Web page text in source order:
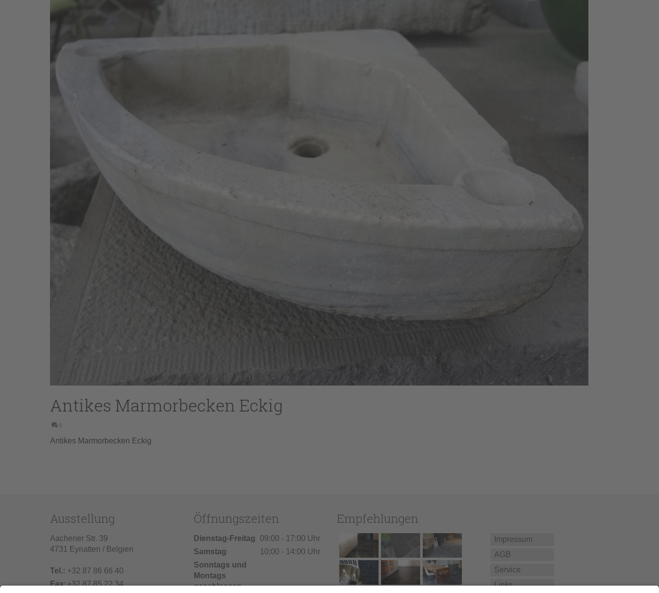
Antikes Marmorbecken Eckig
0
Antikes Marmorbecken Eckig
Ausstellung
Aachener Str. 39
4731 Eynatten / Belgien
Tel.: +32 87 86 66 40
Fax:+32 87 85 22 34
Öffnungszeiten
Dienstag-Freitag
09:00 - 17:00 Uhr
Samstag
10:00 - 14:00 Uhr
Sonntags und
Montags
geschlossen
Empfehlungen
Impressum
AGB
Service
Links